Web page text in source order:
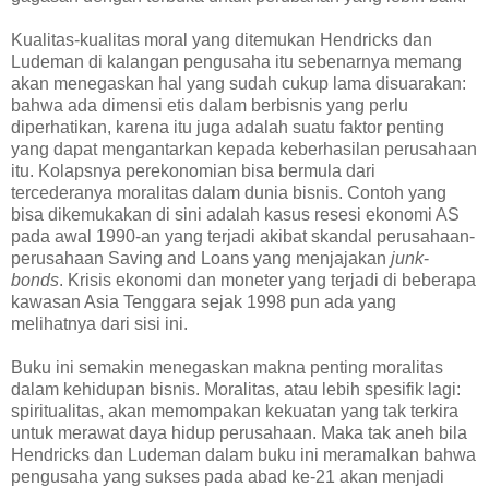
Kualitas-kualitas moral yang ditemukan Hendricks dan
Ludeman di kalangan pengusaha itu sebenarnya memang
akan menegaskan hal yang sudah cukup lama disuarakan:
bahwa ada dimensi etis dalam berbisnis yang perlu
diperhatikan, karena itu juga adalah suatu faktor penting
yang dapat mengantarkan kepada keberhasilan perusahaan
itu. Kolapsnya perekonomian bisa bermula dari
tercederanya moralitas dalam dunia bisnis. Contoh yang
bisa dikemukakan di sini adalah kasus resesi ekonomi AS
pada awal 1990-an yang terjadi akibat skandal perusahaan-
perusahaan Saving and Loans yang menjajakan junk-
bonds. Krisis ekonomi dan moneter yang terjadi di beberapa
kawasan Asia Tenggara sejak 1998 pun ada yang
melihatnya dari sisi ini.
Buku ini semakin menegaskan makna penting moralitas
dalam kehidupan bisnis. Moralitas, atau lebih spesifik lagi:
spiritualitas, akan memompakan kekuatan yang tak terkira
untuk merawat daya hidup perusahaan. Maka tak aneh bila
Hendricks dan Ludeman dalam buku ini meramalkan bahwa
pengusaha yang sukses pada abad ke-21 akan menjadi